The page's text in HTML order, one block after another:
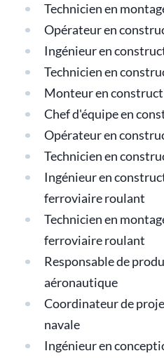
Technicien en
Opérateur en
Ingénieur en
Technicien en
Monteur en
Chef d'équipe en
Opérateur en
Technicien en
Ingénieur en
ferroviaire roulant
Technicien en
ferroviaire roulant
Responsable de
aéronautique
Coordinateur de
navale
Ingénieur en